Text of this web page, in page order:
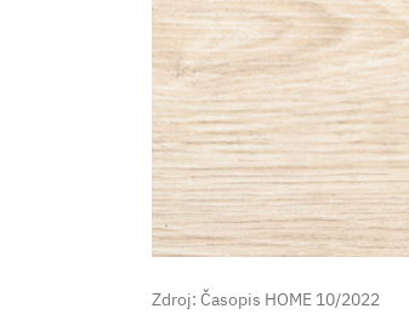
Zdroj: Časopis HOME 10/2022